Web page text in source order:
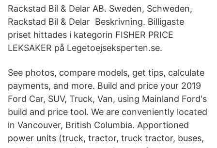
Rackstad Bil & Delar AB. Sweden, Schweden,
Rackstad Bil & Delar Beskrivning. Billigaste
priset hittades i kategorin FISHER PRICE
LEKSAKER på Legetoejseksperten.se.
See photos, compare models, get tips, calculate
payments, and more. Build and price your 2019
Ford Car, SUV, Truck, Van, using Mainland Ford's
build and price tool. We are conveniently located
in Vancouver, British Columbia. Apportioned
power units (truck, tractor, truck tractor, buses,